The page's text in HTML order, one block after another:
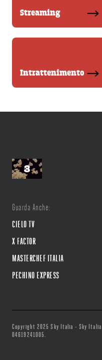
Streaming
Intrattenimento
Guarda Anche:
CIELO TV
X FACTOR
MASTERCHEF ITALIA
PECHINO EXPRESS
Copyright 2025 Sky Italia - Sky Italia
04619241005.